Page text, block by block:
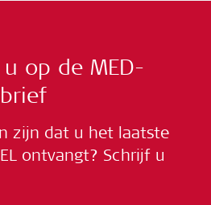
op de MED-
zijn dat u het laatste
ontvangt? Schrijf u